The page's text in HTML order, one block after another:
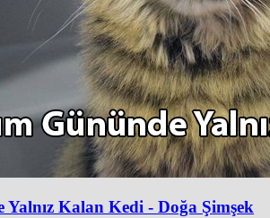
Kalan Kedi - Doğa Şimşek